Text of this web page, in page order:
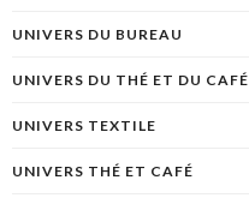
UNIVERS DU BUREAU
UNIVERS DU THÉ ET DU CAFÉ
UNIVERS TEXTILE
UNIVERS THÉ ET CAFÉ